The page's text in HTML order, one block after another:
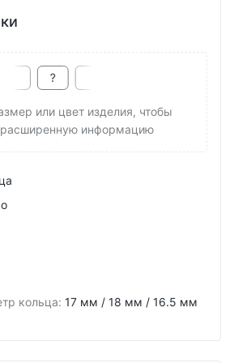
или цвет изделия, чтобы
расширенную информацию
кольца: 17 мм / 18 мм / 16.5 мм